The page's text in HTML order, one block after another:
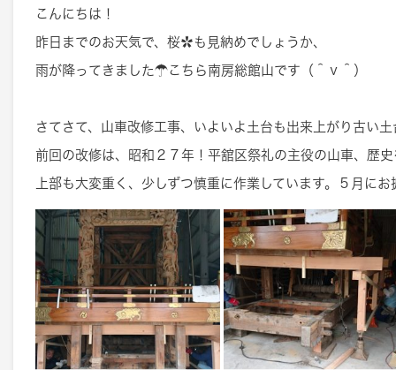
こんにちは！
昨日までのお天気で、桜✿も見納めでしょうか、
雨が降ってきました☂こちら南房総館山です（＾ｖ＾）
さてさて、山車改修工事、いよいよ土台も出来上がり古い
前回の改修は、昭和２７年！平舘区祭礼の主役の山車、歴
上部も大変重く、少しずつ慎重に作業しています。５月に